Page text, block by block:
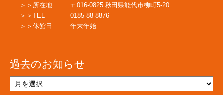
ビ
ー
所在地
〒016-0825 秋田県能代市柳町5-20
TEL
0185-88-8876
休館日
年末年始
過去のお知らせ
去